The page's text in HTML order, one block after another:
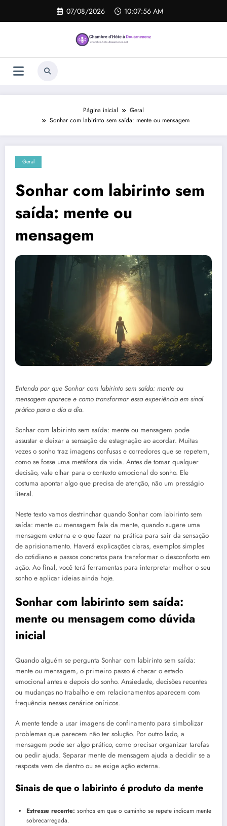
o
07/08/2026 10:07:56 AM
Página inicial
Geral
Sonhar com labirinto sem saída: mente ou mensagem
Geral
Sonhar com labirinto sem
saída: mente ou
mensagem
Entenda por que Sonhar com labirinto sem saída: mente ou
mensagem aparece e como transformar essa experiência em sinal
prático para o dia a dia.
Sonhar com labirinto sem saída: mente ou mensagem pode
assustar e deixar a sensação de estagnação ao acordar. Muitas
vezes o sonho traz imagens confusas e corredores que se repetem,
como se fosse uma metáfora da vida. Antes de tomar qualquer
decisão, vale olhar para o contexto emocional do sonho. Ele
costuma apontar algo que precisa de atenção, não um presságio
literal.
Neste texto vamos destrinchar quando Sonhar com labirinto sem
saída: mente ou mensagem fala da mente, quando sugere uma
mensagem externa e o que fazer na prática para sair da sensação
de aprisionamento. Haverá explicações claras, exemplos simples
do cotidiano e passos concretos para transformar o desconforto em
ação. Ao final, você terá ferramentas para interpretar melhor o seu
sonho e aplicar ideias ainda hoje.
Sonhar com labirinto sem saída:
mente ou mensagem como dúvida
inicial
Quando alguém se pergunta Sonhar com labirinto sem saída:
mente ou mensagem, o primeiro passo é checar o estado
emocional antes e depois do sonho. Ansiedade, decisões recentes
ou mudanças no trabalho e em relacionamentos aparecem com
frequência nesses cenários oníricos.
A mente tende a usar imagens de confinamento para simbolizar
problemas que parecem não ter solução. Por outro lado, a
mensagem pode ser algo prático, como precisar organizar tarefas
ou pedir ajuda. Separar mente de mensagem ajuda a decidir se a
resposta vem de dentro ou se exige ação externa.
Sinais de que o labirinto é produto da mente
Estresse recente: sonhos em que o caminho se repete indicam mente
sobrecarregada.